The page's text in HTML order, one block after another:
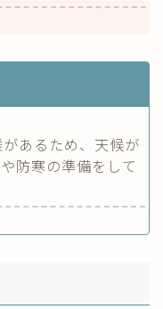
あるため、天候が
防寒の準備をして